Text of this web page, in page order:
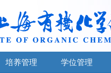
培养管理 学位管理